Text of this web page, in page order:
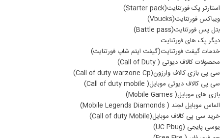
استارتر پک فورتنایت(Starter pack)
ویباکس فورتنایت(Vbucks)
بتل پس فورتنایت(Battle pass)
دیگر پک های فورتنایت
خدمات گیفت فورتنایت(گیفت ایتم شاپ فورتنایت)
محصولات کالاف دیوتی ( Call of Duty)
سی پی بازی کالاف وارزون(Call of duty warzone Cp)
سی پی کالاف دیوتی موبایل( Call of duty mobile)
بازی های موبایل( Mobile Games)
الماس موبایل لجند ( Mobile Legends Diamonds)
خرید سی پی کالاف موبایل(Call of duty Mobile)
یوسی پایجی (UC Pbug)